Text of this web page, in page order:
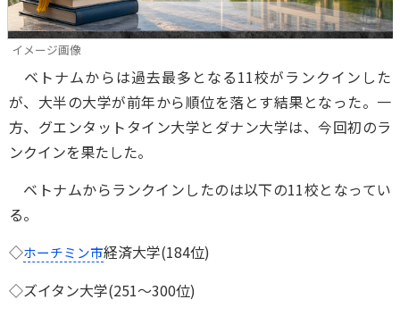
イメージ画像
ベトナムからは過去最多となる11校がランクインした
が、大半の大学が前年から順位を落とす結果となった。一
方、グエンタットタイン大学とダナン大学は、今回初のラ
ンクインを果たした。
ベトナムからランクインしたのは以下の11校となってい
る。
◇ホーチミン市経済大学(184位)
◇ズイタン大学(251～300位)